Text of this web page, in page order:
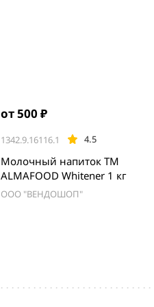
от 500 ₽
1342.9.16116.1 4.5
Молочный напиток TM
ALMAFOOD Whitener 1 кг
ООО "ВЕНДОШОП"